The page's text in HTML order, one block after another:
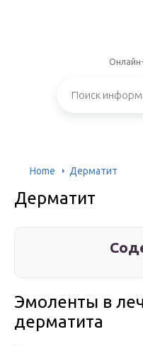
Home Дерматит
Дерматит
Эмоленты в
дерматита